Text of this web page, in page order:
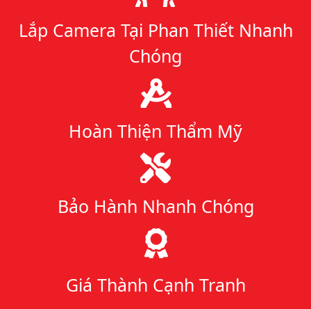
Lắp Camera Tại Phan Thiết Nhanh
Chóng
Hoàn Thiện Thẩm Mỹ
Bảo Hành Nhanh Chóng
Giá Thành Cạnh Tranh